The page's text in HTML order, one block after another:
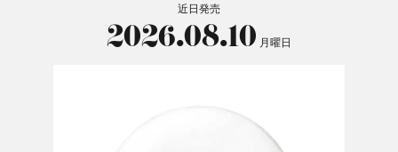
近日発売
2026.08.10 月曜日